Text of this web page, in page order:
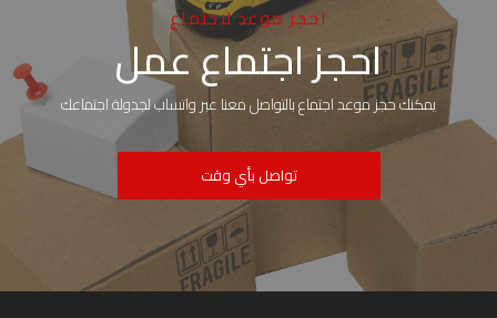
احجز موعد لاجتماع
احجز اجتماع عمل
يمكنك حجز موعد اجتماع بالتواصل معنا عبر واتساب لجدولة اجتماعك
تواصل بأي وقت